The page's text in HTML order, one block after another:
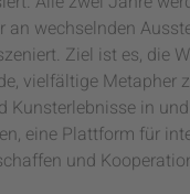
an wechselnden
Ziel ist es, die
vielfältige Metapher
Kunsterlebnisse in
eine Plattform für
und